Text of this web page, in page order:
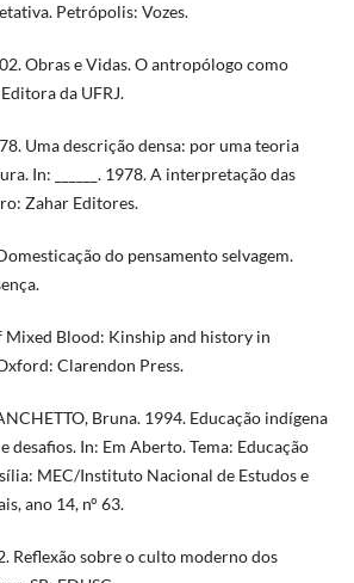
Petrópolis: Vozes.
Obras e Vidas. O antropólogo como
da UFRJ.
Uma descrição densa: por uma teoria
In: ______. 1978. A interpretação das
Zahar Editores.
do pensamento selvagem.
Mixed Blood: Kinship and history in
Clarendon Press.
Bruna. 1994. Educação indígena
desafios. In: Em Aberto. Tema: Educação
MEC/Instituto Nacional de Estudos e
ano 14, n° 63.
Reflexão sobre o culto moderno dos